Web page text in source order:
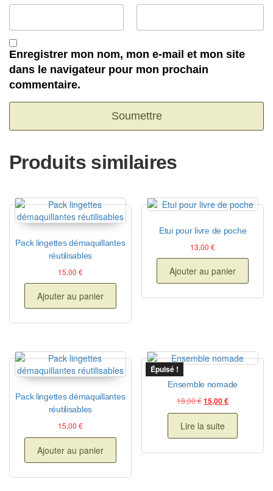
Enregistrer mon nom, mon e-mail et mon site
dans le navigateur pour mon prochain
commentaire.
Produits similaires
Pack lingettes démaquillantes
réutilisables
15,00 €
Ajouter au panier
Etui pour livre de poche
13,00€
Ajouter au panier
Pack lingettes démaquillantes
réutilisables
15,00 €
Ajouter au panier
Épuisé !
Ensemble nomade
18,00€Le prix initial était :
15,00€Le prix
Lire la suite